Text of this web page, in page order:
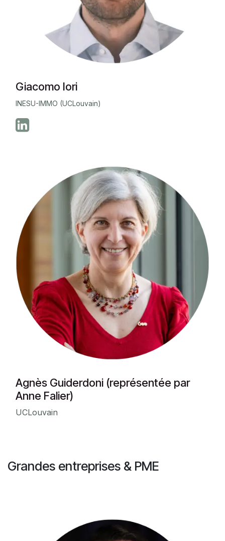
Giacomo Iori
INESU-IMMO (UCLouvain)
Agnès Guiderdoni (représentée par
Anne Falier)
UCLouvain
Grandes entreprises & PME